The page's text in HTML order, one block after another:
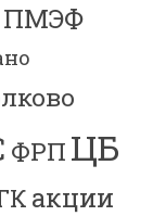
ПМЭФ
ФРП ЦБ
акции